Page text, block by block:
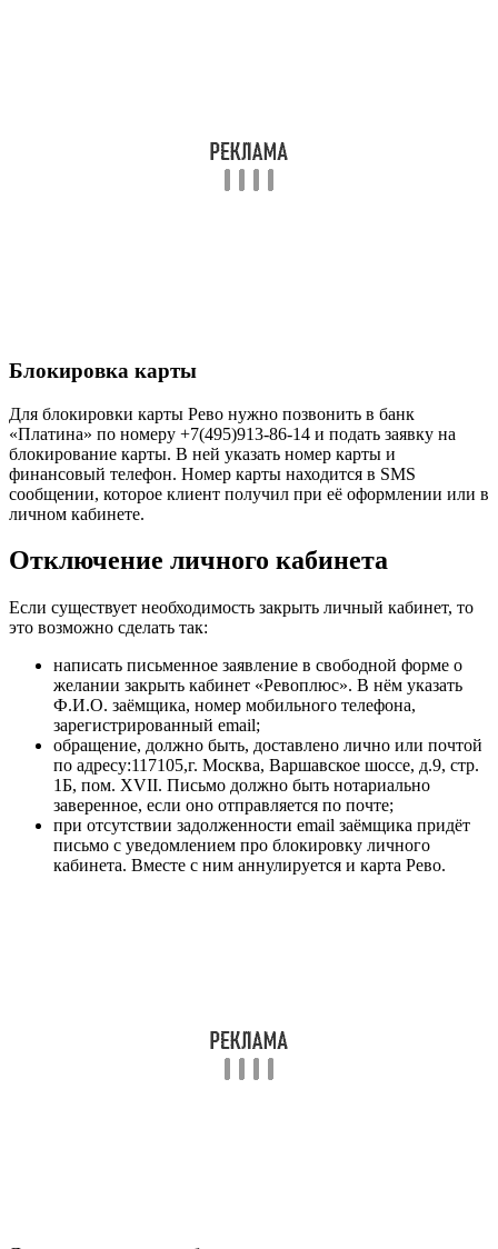
Блокировка карты
Для блокировки карты Рево нужно позвонить в банк
«Платина» по номеру +7(495)913-86-14 и подать заявку на
блокирование карты. В ней указать номер карты и
финансовый телефон. Номер карты находится в SMS
сообщении, которое клиент получил при её оформлении или в
личном кабинете.
Отключение личного кабинета
Если существует необходимость закрыть личный кабинет, то
это возможно сделать так:
написать письменное заявление в свободной форме о
желании закрыть кабинет «Ревоплюс». В нём указать
Ф.И.О. заёмщика, номер мобильного телефона,
зарегистрированный email;
обращение, должно быть, доставлено лично или почтой
по адресу:117105,г. Москва, Варшавское шоссе, д.9, стр.
1Б, пом. XVII. Письмо должно быть нотариально
заверенное, если оно отправляется по почте;
при отсутствии задолженности email заёмщика придёт
письмо с уведомлением про блокировку личного
кабинета. Вместе с ним аннулируется и карта Рево.